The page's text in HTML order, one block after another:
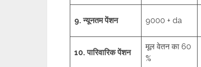
9. न्यूनतम पेंशन 9000 + da
10. पारिवारिक पेंशन
मूल वेतन का 60
%